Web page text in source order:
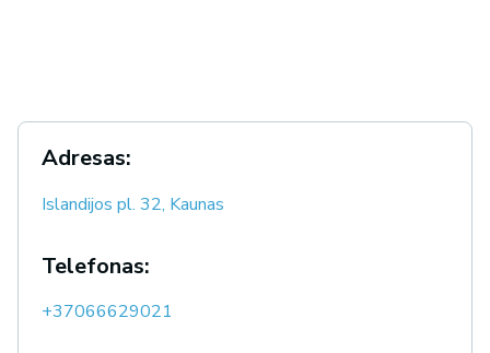
Adresas:
Islandijos pl. 32, Kaunas
Telefonas:
+37066629021